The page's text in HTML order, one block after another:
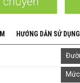
HƯỚNG DẪN SỬ